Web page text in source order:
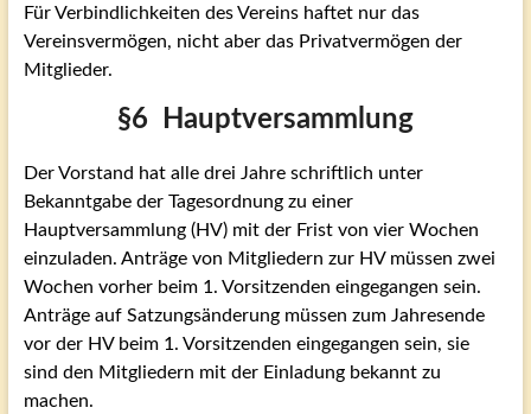
Für Verbindlichkeiten des Vereins haftet nur das
Vereinsvermögen, nicht aber das Privatvermögen der
Mitglieder.
§6 Hauptversammlung
Der Vorstand hat alle drei Jahre schriftlich unter
Bekanntgabe der Tagesordnung zu einer
Hauptversammlung (HV) mit der Frist von vier Wochen
einzuladen. Anträge von Mitgliedern zur HV müssen zwei
Wochen vorher beim 1. Vorsitzenden eingegangen sein.
Anträge auf Satzungsänderung müssen zum Jahresende
vor der HV beim 1. Vorsitzenden eingegangen sein, sie
sind den Mitgliedern mit der Einladung bekannt zu
machen.